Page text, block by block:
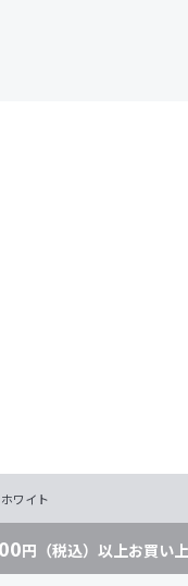
ワイト
円（税込）以上お買い